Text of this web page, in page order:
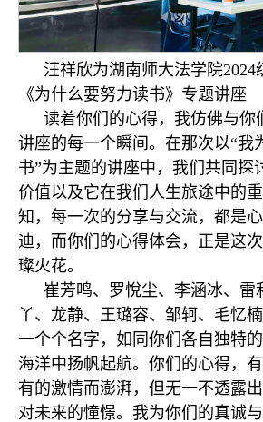
汪祥欣为湖南师大法学院2024
《为什么要努力读书》专题讲座
读着你们的心得，我仿佛与你
讲座的每一个瞬间。在那次以“我
书”为主题的讲座中，我们共同探
价值以及它在我们人生旅途中的
知，每一次的分享与交流，都是
迪，而你们的心得体会，正是这
璨火花。
崔芳鸣、罗悅尘、李涵冰、雷
丫、龙静、王璐容、邹轲、毛忆
一个个名字，如同你们各自独特
海洋中扬帆起航。你们的心得，有
有的激情而澎湃，但无一不透露
对未来的憧憬。我为你们的真诚